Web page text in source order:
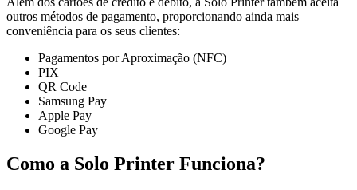
outros métodos de pagamento, proporcionando ainda mais
conveniência para os seus clientes:
Pagamentos por Aproximação (NFC)
PIX
QR Code
Samsung Pay
Apple Pay
Google Pay
Como a Solo Printer Funciona?